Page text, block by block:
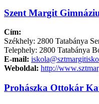
Szent Margit
Cím:
Székhely: 2800 Tatabánya
Telephely: 2800 Tatabánya
E-mail:
Weboldal: http://
Prohászka Ottokár